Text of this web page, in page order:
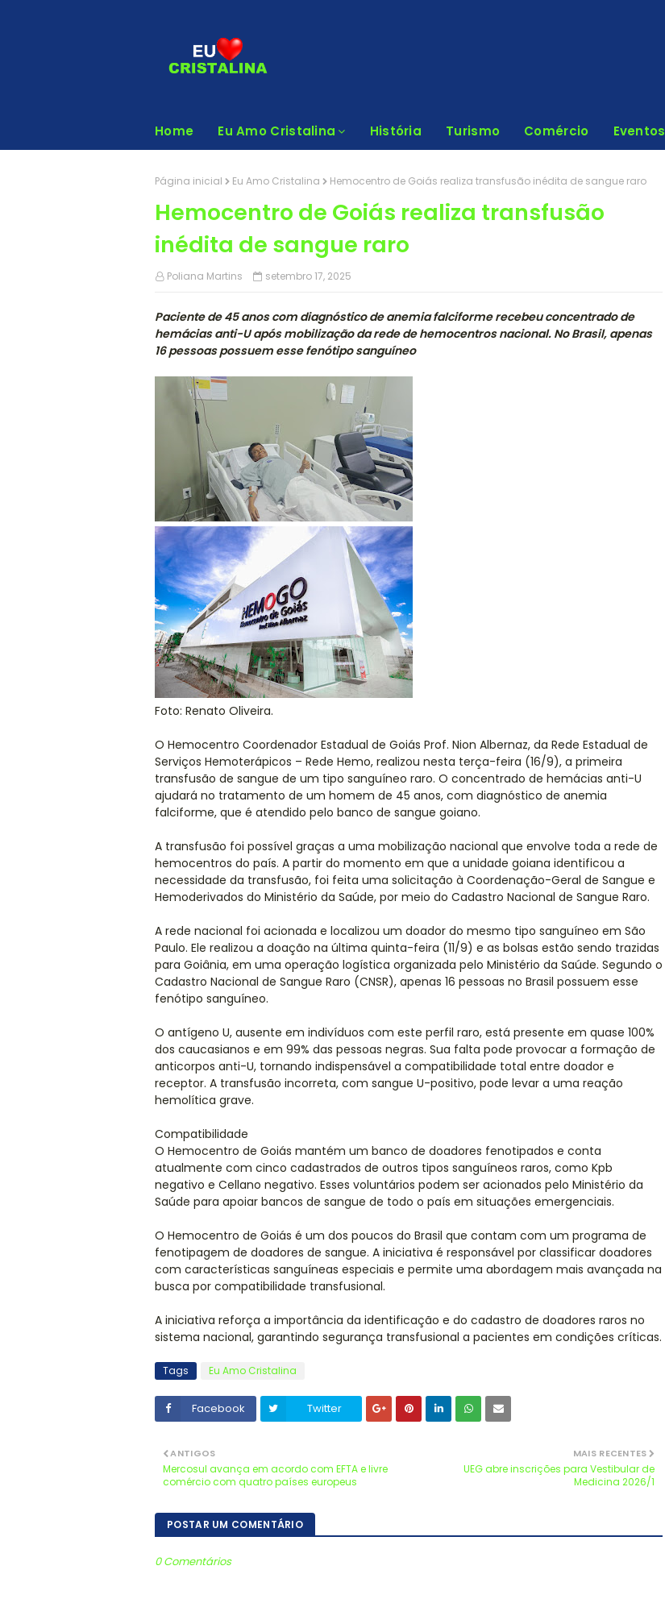
Home Eu Amo Cristalina História Turismo Comércio Eventos
Página inicial Eu Amo Cristalina Hemocentro de Goiás realiza transfusão inédita de sangue raro
Hemocentro de Goiás realiza transfusão
inédita de sangue raro
Poliana Martins setembro 17, 2025
Paciente de 45 anos com diagnóstico de anemia falciforme recebeu concentrado de
hemácias anti-U após mobilização da rede de hemocentros nacional. No Brasil, apenas
16 pessoas possuem esse fenótipo sanguíneo
Foto: Renato Oliveira.
O Hemocentro Coordenador Estadual de Goiás Prof. Nion Albernaz, da Rede Estadual de
Serviços Hemoterápicos – Rede Hemo, realizou nesta terça-feira (16/9), a primeira
transfusão de sangue de um tipo sanguíneo raro. O concentrado de hemácias anti-U
ajudará no tratamento de um homem de 45 anos, com diagnóstico de anemia
falciforme, que é atendido pelo banco de sangue goiano.
A transfusão foi possível graças a uma mobilização nacional que envolve toda a rede de
hemocentros do país. A partir do momento em que a unidade goiana identificou a
necessidade da transfusão, foi feita uma solicitação à Coordenação-Geral de Sangue e
Hemoderivados do Ministério da Saúde, por meio do Cadastro Nacional de Sangue Raro.
A rede nacional foi acionada e localizou um doador do mesmo tipo sanguíneo em São
Paulo. Ele realizou a doação na última quinta-feira (11/9) e as bolsas estão sendo trazidas
para Goiânia, em uma operação logística organizada pelo Ministério da Saúde. Segundo o
Cadastro Nacional de Sangue Raro (CNSR), apenas 16 pessoas no Brasil possuem esse
fenótipo sanguíneo.
O antígeno U, ausente em indivíduos com este perfil raro, está presente em quase 100%
dos caucasianos e em 99% das pessoas negras. Sua falta pode provocar a formação de
anticorpos anti-U, tornando indispensável a compatibilidade total entre doador e
receptor. A transfusão incorreta, com sangue U-positivo, pode levar a uma reação
hemolítica grave.
Compatibilidade
O Hemocentro de Goiás mantém um banco de doadores fenotipados e conta
atualmente com cinco cadastrados de outros tipos sanguíneos raros, como Kpb
negativo e Cellano negativo. Esses voluntários podem ser acionados pelo Ministério da
Saúde para apoiar bancos de sangue de todo o país em situações emergenciais.
O Hemocentro de Goiás é um dos poucos do Brasil que contam com um programa de
fenotipagem de doadores de sangue. A iniciativa é responsável por classificar doadores
com características sanguíneas especiais e permite uma abordagem mais avançada na
busca por compatibilidade transfusional.
A iniciativa reforça a importância da identificação e do cadastro de doadores raros no
sistema nacional, garantindo segurança transfusional a pacientes em condições críticas.
Tags Eu Amo Cristalina
Facebook Twitter
MAIS RECENTES
UEG abre inscrições para Vestibular de
Medicina 2026/1
ANTIGOS
Mercosul avança em acordo com EFTA e livre
comércio com quatro países europeus
POSTAR UM COMENTÁRIO
0 Comentários